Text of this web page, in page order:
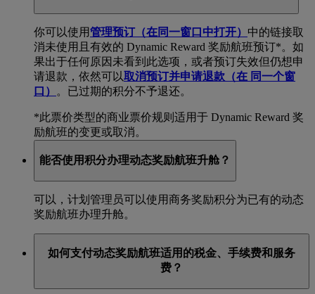
你可以使用管理预订 （在同一窗口中打开） 中的链接取
消未使用且有效的 Dynamic Reward 奖励航班预订*。如
果出于任何原因未看到此选项，或者预订失效但仍想申
请退款，依然可以取消预订并申请退款 （在 同一个窗
口）
。已过期的积分不予退还。
*此票价类型的商业票价规则适用于 Dynamic Reward 奖
励航班的变更或取消。
能否使用积分办理动态奖励航班升舱？
可以，计划管理员可以使用商务奖励积分为已有的动态
奖励航班办理升舱。
如何支付动态奖励航班适用的税金、手续费和服务
费？